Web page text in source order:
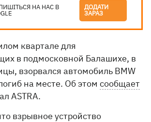
НА НАС В ДОДАТИ
ЗАРАЗ
квартале для
в подмосковной Балашихе, в
взорвался автомобиль BMW
на месте. Об этомсообщает
ASTRA.
взрывное устройство